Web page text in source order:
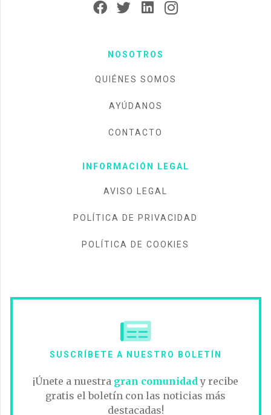
NOSOTROS
QUIÉNES SOMOS
AYÚDANOS
CONTACTO
INFORMACIÓN LEGAL
AVISO LEGAL
POLÍTICA DE PRIVACIDAD
POLÍTICA DE COOKIES
SUSCRÍBETE A NUESTRO BOLETÍN
¡Únete a nuestra gran comunidady recibe
gratis el boletín con las noticias más
destacadas!